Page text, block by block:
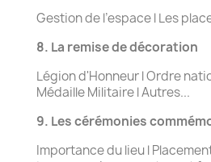
Gestion de l’espace l Les
8. La remise de décoration
Légion d'Honneur l Ordre
Médaille Militaire l Autres...
9. Les cérémonies
Importance du lieu l